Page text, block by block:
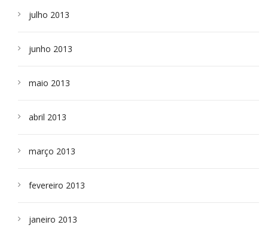
julho 2013
junho 2013
maio 2013
abril 2013
março 2013
fevereiro 2013
janeiro 2013